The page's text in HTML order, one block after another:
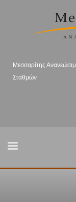
Μεσσαρίτης
Σταθμών